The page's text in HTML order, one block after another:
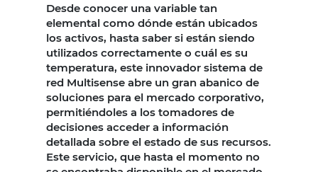
Desde conocer una variable tan
elemental como dónde están ubicados
los activos, hasta saber si están siendo
utilizados correctamente o cuál es su
temperatura, este innovador sistema de
red Multisense abre un gran abanico de
soluciones para el mercado corporativo,
permitiéndoles a los tomadores de
decisiones acceder a información
detallada sobre el estado de sus recursos.
Este servicio, que hasta el momento no